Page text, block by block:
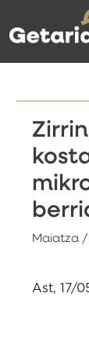
Maiatza /
Ast, 17/